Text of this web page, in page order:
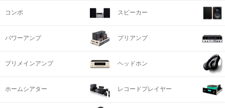
コンポ スピーカー
パワーアンプ プリアンプ
プリメインアンプ ヘッドホン
ホームシアター レコードプレイヤー